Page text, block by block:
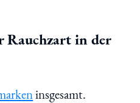
Rauchzart in der
insgesamt.